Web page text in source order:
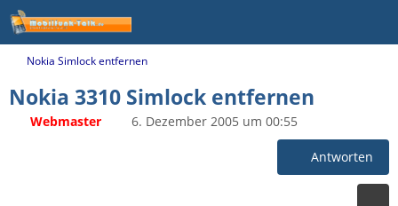
Nokia Simlock entfernen
Nokia 3310 Simlock entfernen
Webmaster 6. Dezember 2005 um 00:55
Antworten